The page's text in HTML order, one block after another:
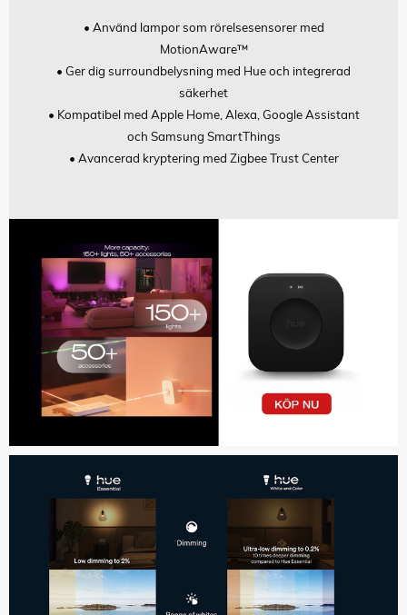
• Använd lampor som rörelsesensorer med
MotionAware™
• Ger dig surroundbelysning med Hue och integrerad
säkerhet
• Kompatibel med Apple Home, Alexa, Google Assistant
och Samsung SmartThings
• Avancerad kryptering med Zigbee Trust Center